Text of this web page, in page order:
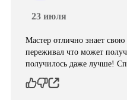
23 июля
Мастер отлично знает свою
переживал что может
получилось даже лучше!